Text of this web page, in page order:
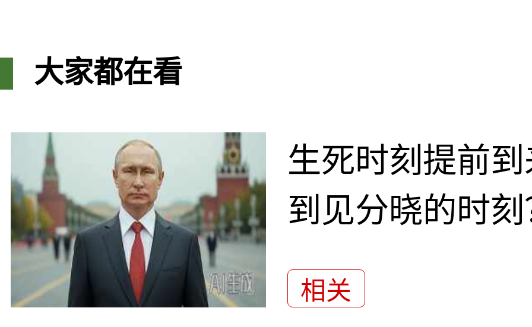
大家都在看
生死时刻提前
到见分晓的时
相关